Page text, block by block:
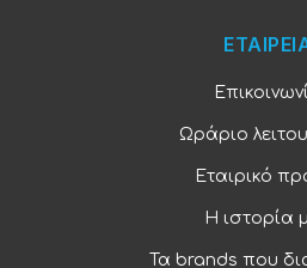
Ωράριο
Εταιρικό
Η ιστορία
Τα brands που